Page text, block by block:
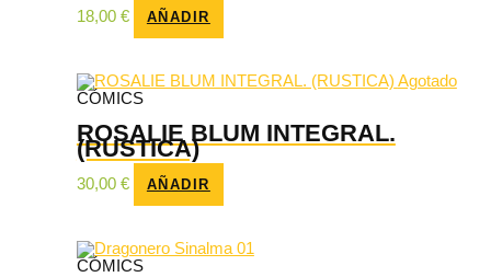
18,00 € AÑADIR
Agotado
CÓMICS
ROSALIE BLUM INTEGRAL.
(RUSTICA)
30,00 € AÑADIR
CÓMICS